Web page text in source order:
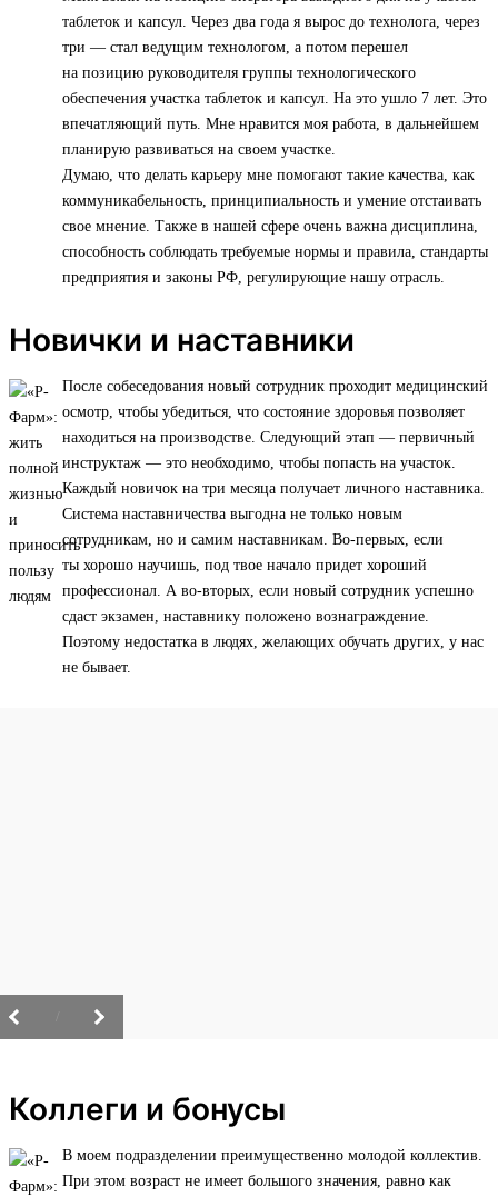
таблеток и капсул. Через два года я вырос до технолога, через
три — стал ведущим технологом, а потом перешел
на позицию руководителя группы технологического
обеспечения участка таблеток и капсул. На это ушло 7 лет. Это
впечатляющий путь. Мне нравится моя работа, в дальнейшем
планирую развиваться на своем участке.
Думаю, что делать карьеру мне помогают такие качества, как
коммуникабельность, принципиальность и умение отстаивать
свое мнение. Также в нашей сфере очень важна дисциплина,
способность соблюдать требуемые нормы и правила, стандарты
предприятия и законы РФ, регулирующие нашу отрасль.
Новички и наставники
После собеседования новый сотрудник проходит медицинский
осмотр, чтобы убедиться, что состояние здоровья позволяет
находиться на производстве. Следующий этап — первичный
инструктаж — это необходимо, чтобы попасть на участок.
Каждый новичок на три месяца получает личного наставника.
Система наставничества выгодна не только новым
сотрудникам, но и самим наставникам. Во-первых, если
ты хорошо научишь, под твое начало придет хороший
профессионал. А во-вторых, если новый сотрудник успешно
сдаст экзамен, наставнику положено вознаграждение.
Поэтому недостатка в людях, желающих обучать других, у нас
не бывает.
Коллеги и бонусы
В моем подразделении преимущественно молодой коллектив.
При этом возраст не имеет большого значения, равно как